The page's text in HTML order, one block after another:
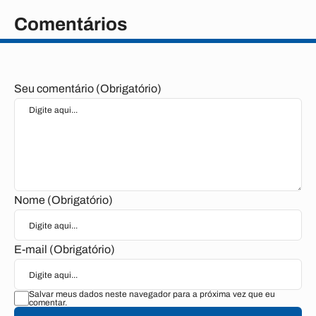
Comentários
Seu comentário (Obrigatório)
Nome (Obrigatório)
E-mail (Obrigatório)
Salvar meus dados neste navegador para a próxima vez que eu
comentar.